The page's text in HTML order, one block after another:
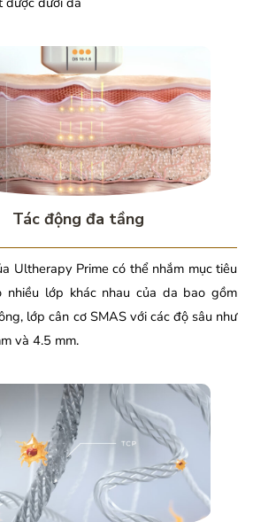
Tác động đa tầng
Ultherapy Prime có thể nhắm mục tiêu
nhiều lớp khác nhau của da bao gồm
lớp cân cơ SMAS với các độ sâu như
và 4.5 mm.